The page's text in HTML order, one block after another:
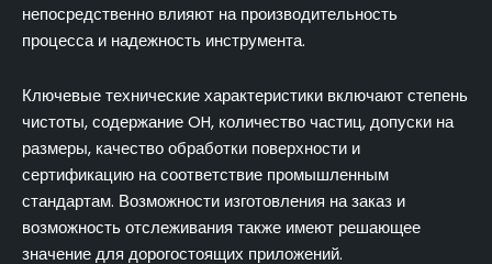
непосредственно влияют на производительность
процесса и надежность инструмента.
Ключевые технические характеристики включают степень
чистоты, содержание OH, количество частиц, допуски на
размеры, качество обработки поверхности и
сертификацию на соответствие промышленным
стандартам. Возможности изготовления на заказ и
возможность отслеживания также имеют решающее
значение для дорогостоящих приложений.